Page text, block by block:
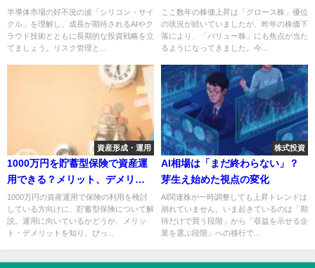
半導体市場の好不況の波「シリコン・サイ
クル」を理解し、成長が期待されるAIやク
ラウド技術とともに長期的な投資戦略を立
てましょう。リスク管理と...
ここ数年の株価上昇は「グロース株」優位
の状況が続いていましたが、昨年の株価下
落により、「バリュー株」にも焦点が当た
るようになってきました。今...
資産形成・運用
1000万円を貯蓄型保険で資産運
用できる？メリット、デメリッ
トと選び方を解説
1000万円の資産運用で保険の利用を検討
している方向けに、貯蓄型保険について解
説。運用に向いているかどうか、メリッ
ト・デメリットを知り、ぴっ...
株式投資
AI相場は「まだ終わらない」？
芽生え始めた視点の変化
AI関連株が一時調整しても上昇トレンドは
崩れていません。いま起きているのは「期
待だけで買う段階」から「収益を示せる企
業を選ぶ段階」への移行で...